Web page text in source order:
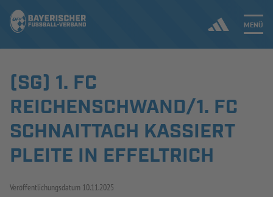
MENÜ
ERGEBNISSE & WETTBEWERBE
NEUIGKEITEN
(SG) 1. FC
REICHENSCHWAND/1. FC
SCHNAITTACH KASSIERT
PLEITE IN EFFELTRICH
Veröffentlichungsdatum 10.11.2025